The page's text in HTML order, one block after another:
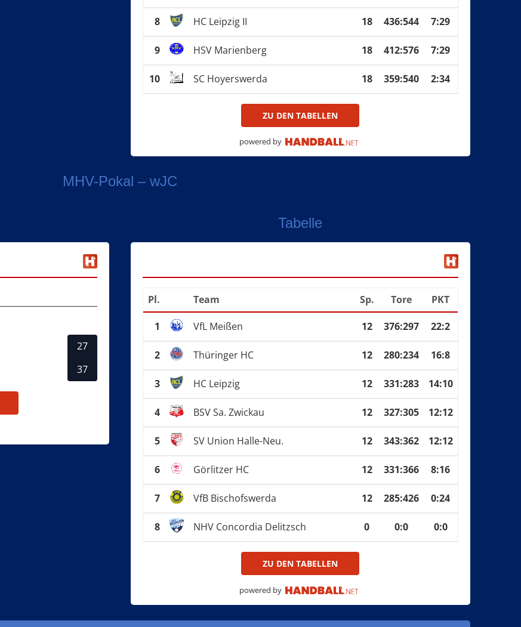
8 HC Leipzig II 18 436:544 7:29
9 HSV Marienberg 18 412:576 7:29
10 SC Hoyerswerda 18 359:540 2:34
ZU DEN TABELLEN
powered by
MHV-Pokal – wJC
27
37
Tabelle
Pl. Team Sp. Tore PKT
1 VfL Meißen 12 376:297 22:2
2 Thüringer HC 12 280:234 16:8
3 HC Leipzig 12 331:283 14:10
4 BSV Sa. Zwickau 12 327:305 12:12
5 SV Union Halle-Neu. 12 343:362 12:12
6 Görlitzer HC 12 331:366 8:16
7 VfB Bischofswerda 12 285:426 0:24
8 NHV Concordia Delitzsch 0 0:0 0:0
ZU DEN TABELLEN
powered by